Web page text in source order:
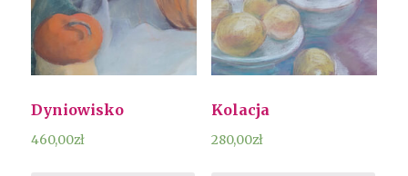
Dyniowisko
460,00zł
Kolacja
280,00zł